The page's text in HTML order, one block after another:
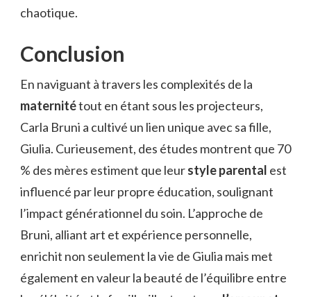
chaotique.
Conclusion
En naviguant à travers les complexités de la
maternitétout en étant sous les projecteurs,
Carla Bruni a cultivé un lien unique avec sa fille,
Giulia. Curieusement, des études montrent que 70
% des mères estiment que leurstyle parental est
influencé par leur propre éducation, soulignant
l’impact générationnel du soin. L’approche de
Bruni, alliant art et expérience personnelle,
enrichit non seulement la vie de Giulia mais met
également en valeur la beauté de l’équilibre entre